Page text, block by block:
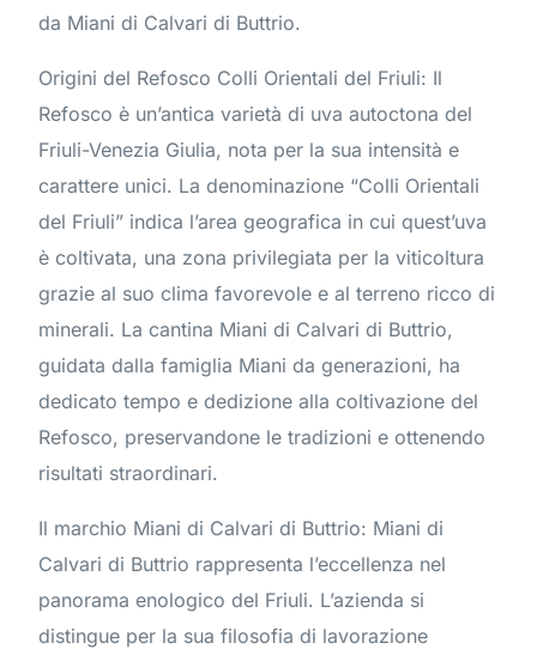
da Miani di Calvari di Buttrio.
Origini del Refosco Colli Orientali del Friuli: Il
Refosco è un’antica varietà di uva autoctona del
Friuli-Venezia Giulia, nota per la sua intensità e
carattere unici. La denominazione “Colli Orientali
del Friuli” indica l’area geografica in cui quest’uva
è coltivata, una zona privilegiata per la viticoltura
grazie al suo clima favorevole e al terreno ricco di
minerali. La cantina Miani di Calvari di Buttrio,
guidata dalla famiglia Miani da generazioni, ha
dedicato tempo e dedizione alla coltivazione del
Refosco, preservandone le tradizioni e ottenendo
risultati straordinari.
Il marchio Miani di Calvari di Buttrio: Miani di
Calvari di Buttrio rappresenta l’eccellenza nel
panorama enologico del Friuli. L’azienda si
distingue per la sua filosofia di lavorazione